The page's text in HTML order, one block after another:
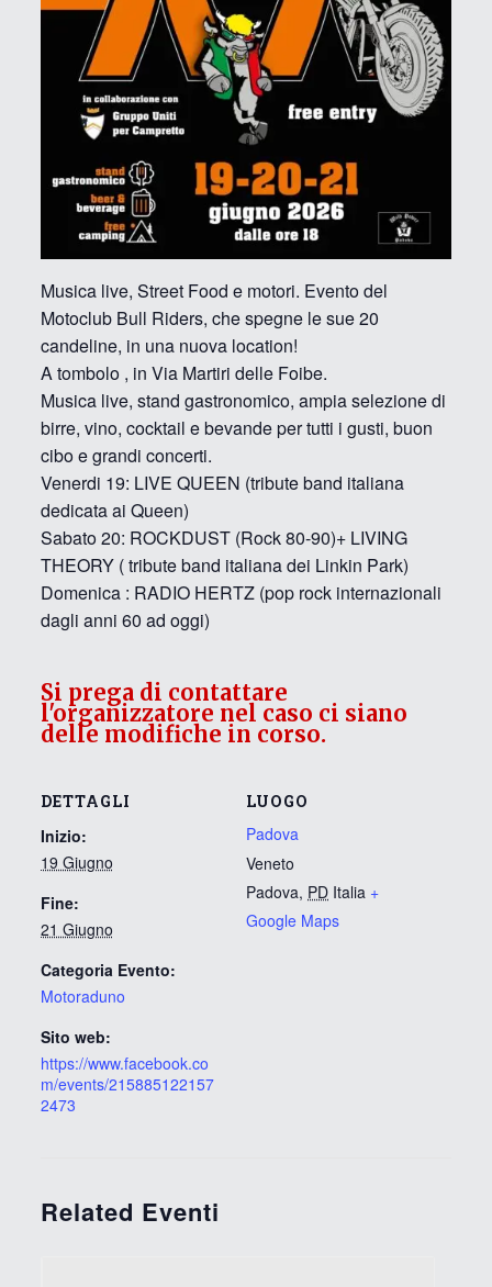
Musica live, Street Food e motori. Evento del
Motoclub Bull Riders, che spegne le sue 20
candeline, in una nuova location!
A tombolo , in Via Martiri delle Foibe.
Musica live, stand gastronomico, ampia selezione di
birre, vino, cocktail e bevande per tutti i gusti, buon
cibo e grandi concerti.
Venerdi 19: LIVE QUEEN (tribute band italiana
dedicata ai Queen)
Sabato 20: ROCKDUST (Rock 80-90)+ LIVING
THEORY ( tribute band italiana dei Linkin Park)
Domenica : RADIO HERTZ (pop rock internazionali
dagli anni 60 ad oggi)
DETTAGLI
Inizio:
19 Giugno
Fine:
21 Giugno
Categoria Evento:
Motoraduno
Sito web:
https://www.facebook.co
m/events/215885122157
2473
LUOGO
Padova
Veneto
Padova, PD Italia +
Google Maps
Related Eventi
Si prega di contattare
l'organizzatore nel caso ci siano
delle modifiche in corso.